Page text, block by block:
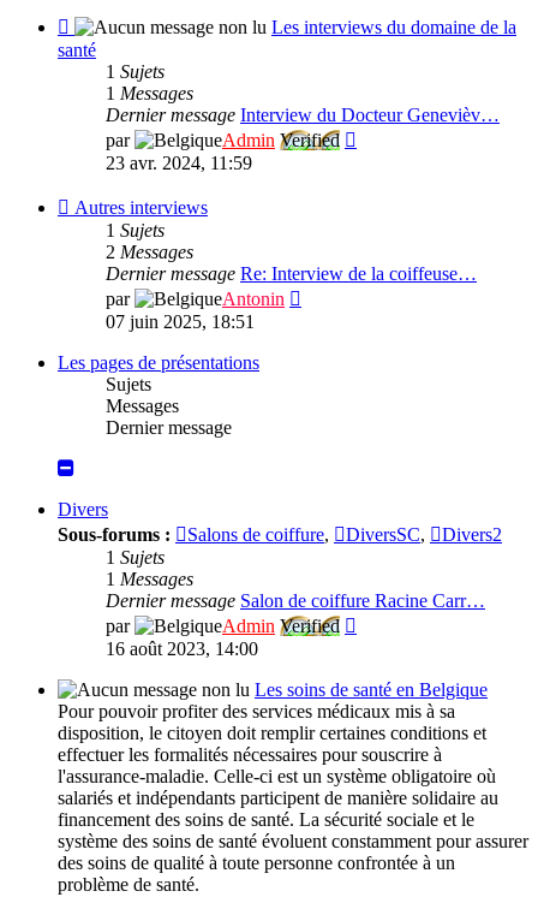
de
théâtres,
actrices
acteurs
cinéma,
message
Flux
-
interviews
santé
Les interviews du domaine de la
santé
1 Sujets
1 Messages
Dernier message Interview du Docteur Genevièv…
par
Admin Verified
23 avr. 2024, 11:59
Flux
Autres
interviews
Autres interviews
1 Sujets
2 Messages
Dernier message Re: Interview de la coiffeuse…
par
Antonin
07 juin 2025, 18:51
Les pages de présentations
Sujets
Messages
Dernier message
Divers
Sous-forums :
Salons de coiffure, DiversSC,
Divers2
1 Sujets
1 Messages
Dernier message Salon de coiffure Racine Carr…
par
Admin Verified
message
16 août 2023, 14:00
Les soins de santé en Belgique
Pour pouvoir profiter des services médicaux mis à sa
disposition, le citoyen doit remplir certaines conditions et
effectuer les formalités nécessaires pour souscrire à
l'assurance-maladie. Celle-ci est un système obligatoire où
salariés et indépendants participent de manière solidaire au
financement des soins de santé. La sécurité sociale et le
système des soins de santé évoluent constamment pour assurer
des soins de qualité à toute personne confrontée à un
problème de santé.